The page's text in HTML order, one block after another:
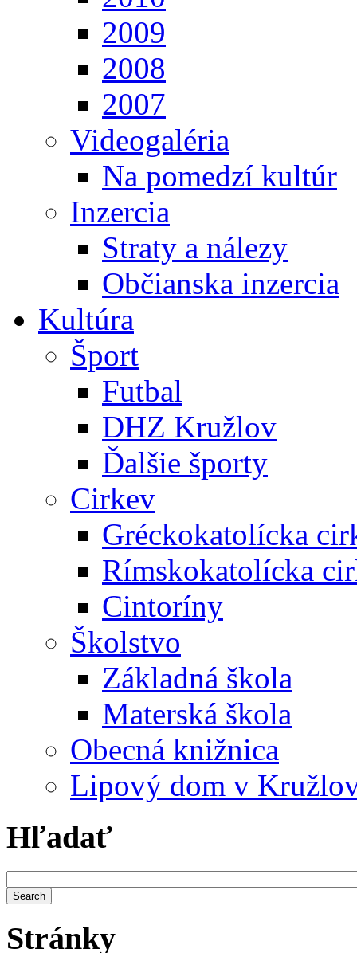
2009
2008
2007
Videogaléria
Na pomedzí kultúr
Inzercia
Straty a nálezy
Občianska inzercia
Kultúra
Šport
Futbal
DHZ Kružlov
Ďalšie športy
Cirkev
Gréckokatolícka
Rímskokatolícka
Cintoríny
Školstvo
Základná škola
Materská škola
Obecná knižnica
Lipový dom v
Hľadať
Stránky